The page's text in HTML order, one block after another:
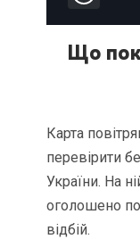
Що
Карта
перевірити
України. На
оголошено
відбій.